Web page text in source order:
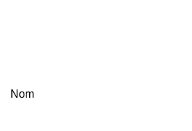
Nom